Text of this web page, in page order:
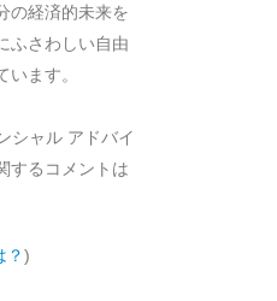
の経済的未来を
ふさわしい自由
ます。
シャル アドバイ
するコメントは
？)